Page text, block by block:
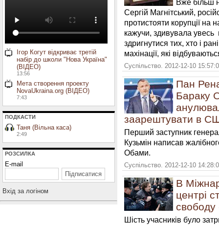
Ігор Когут відкриває третій
набір до школи "Нова Україна"
(ВІДЕО)
13:56
Мета створення проекту
NovaUkraina.org (ВІДЕО)
7:43
ПОДКАСТИ
Таня (Вільна каса)
2:49
РОЗСИЛКА
E-mail
Вхiд за логiном
Вже більш
Сергій Магнітський,
протистояти корупції на
кажучи, здивувала увесь
здригнутися тих, хто і
махінації, які
Суспільство. 2012-12-10
Пан
Бараку
заарештувати в
Перший заступник
Кузьмін написав
Обами.
Суспільство. 2012-12-10
В
центрi
свободу
Шість учасників було